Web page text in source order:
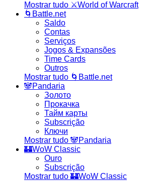
Mostrar tudo ⚔️World of Warcraft
🌀Battle.net
Saldo
Contas
Serviços
Jogos & Expansões
Time Cards
Outros
Mostrar tudo 🌀Battle.net
🐼Pandaria
Золото
Прокачка
Тайм карты
Subscrição
Ключи
Mostrar tudo 🐼Pandaria
🏰WoW Classic
Ouro
Subscrição
Mostrar tudo 🏰WoW Classic